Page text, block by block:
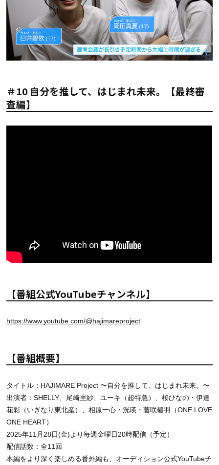
＃10 自分を推して、はじまれ未来。【最終審
査編】
【番組公式YouTubeチャンネル】
https://www.youtube.com/@hajimareproject
【番組概要】
タイトル：HAJIMARE Project 〜自分を推して、はじまれ未来。〜
出演者：SHELLY、尾崎里紗、ユーキ（超特急）、桜ひなの・伊達
花彩（いぎなり東北産）、相原一心・洸瑛・藤咲碧羽（ONE LOVE
ONE HEART）
2025年11月28日(金)より毎週金曜日20時配信（予定）
配信話数：全11回
本編をより深く楽しめる番外編も、オーディション公式YouTubeチ